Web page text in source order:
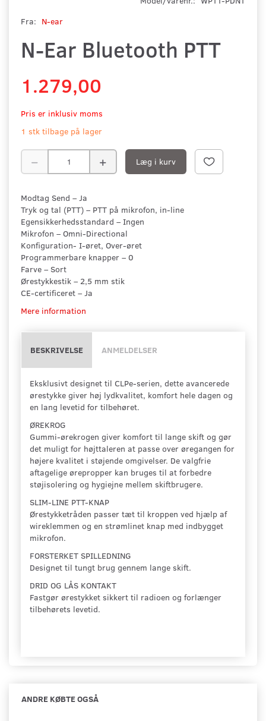
Fra: N-ear
N-Ear Bluetooth PTT
1.279,00
Pris er inklusiv moms
1 stk tilbage på lager
Læg i kurv
Modtag Send – Ja
Tryk og tal (PTT) – PTT på mikrofon, in-line
Egensikkerhedsstandard – Ingen
Mikrofon – Omni-Directional
Konfiguration- I-øret, Over-øret
Programmerbare knapper – 0
Farve – Sort
Ørestykkestik – 2,5 mm stik
CE-certificeret – Ja
Mere information
BESKRIVELSE ANMELDELSER
Eksklusivt designet til CLPe-serien, dette avancerede
ørestykke giver høj lydkvalitet, komfort hele dagen og
en lang levetid for tilbehøret.
ØREKROG
Gummi-ørekrogen giver komfort til lange skift og gør
det muligt for højttaleren at passe over øregangen for
højere kvalitet i støjende omgivelser. De valgfrie
aftagelige ørepropper kan bruges til at forbedre
støjisolering og hygiejne mellem skiftbrugere.
SLIM-LINE PTT-KNAP
Ørestykketråden passer tæt til kroppen ved hjælp af
wireklemmen og en strømlinet knap med indbygget
mikrofon.
FORSTERKET SPILLEDNING
Designet til tungt brug gennem lange skift.
DRID OG LÅS KONTAKT
Fastgør ørestykket sikkert til radioen og forlænger
tilbehørets levetid.
ANDRE KØBTE OGSÅ